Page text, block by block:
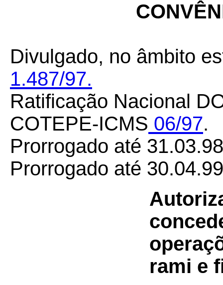
Divulgado, no âmbito
1.487/97.
Ratificação Nacional
COTEPE-ICMS 06/97.
Prorrogado até
Prorrogado até
rami e